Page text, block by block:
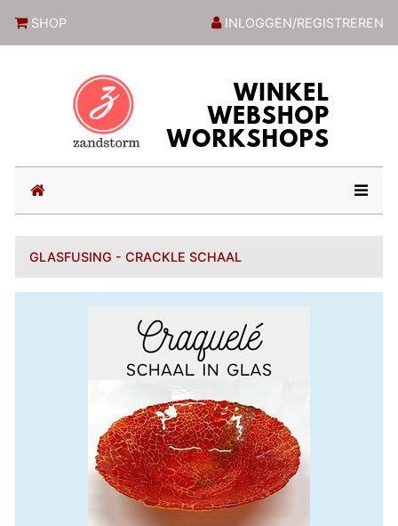
SHOP INLOGGEN/REGISTREREN
(current)
GLASFUSING - CRACKLE SCHAAL